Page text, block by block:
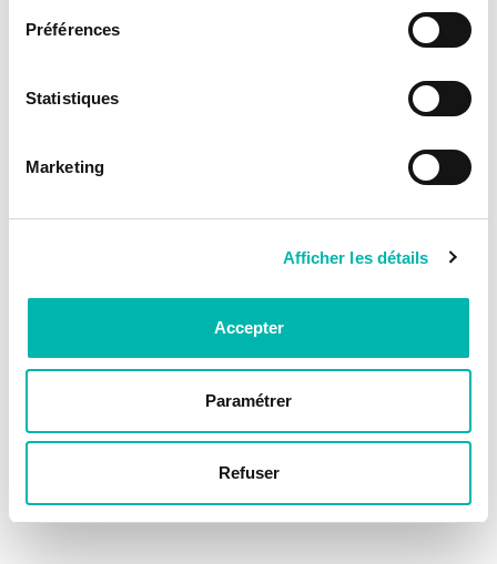
Préférences
Statistiques
Marketing
Afficher les détails
Accepter
Paramétrer
Refuser